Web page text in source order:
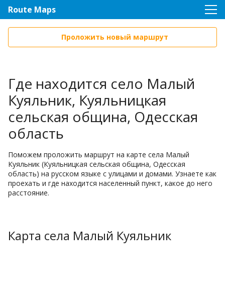
Route Maps
Проложить новый маршрут
Где находится село Малый
Куяльник, Куяльницкая
сельская община, Одесская
область
Поможем проложить маршрут на карте села Малый
Куяльник (Куяльницкая сельская община, Одесская
область) на русском языке с улицами и домами. Узнаете как
проехать и где находится населенный пункт, какое до него
расстояние.
Карта села Малый Куяльник